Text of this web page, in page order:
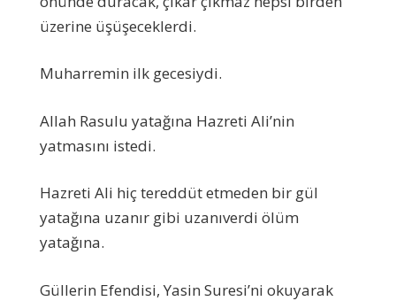
üzerine üşüşeceklerdi.
Muharremin ilk gecesiydi.
Allah Rasulu yatağına Hazreti Ali’nin
yatmasını istedi.
Hazreti Ali hiç tereddüt etmeden bir gül
yatağına uzanır gibi uzanıverdi ölüm
yatağına.
Güllerin Efendisi, Yasin Suresi’ni okuyarak